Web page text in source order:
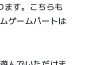
ます。こちらも
ゲームパートは